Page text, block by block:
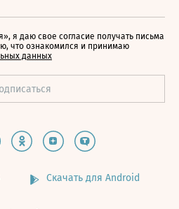
я даю свое согласие получать письма
что ознакомился и принимаю
данных
Скачать для Android